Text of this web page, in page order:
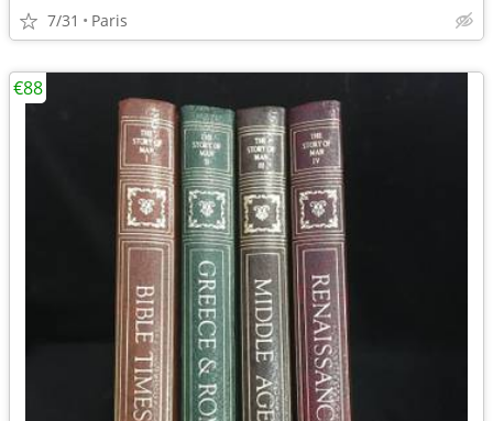
7/31 Paris
€88